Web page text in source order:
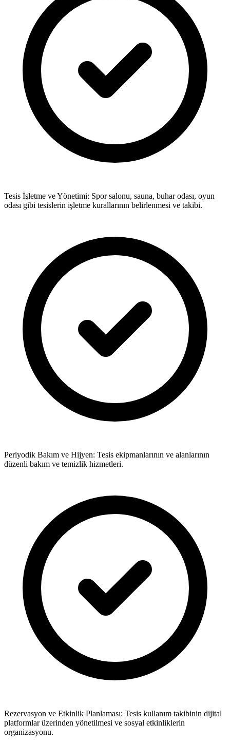
Tesis İşletme ve Yönetimi: Spor salonu, sauna, buhar odası, oyun
odası gibi tesislerin işletme kurallarının belirlenmesi ve takibi.
Periyodik Bakım ve Hijyen: Tesis ekipmanlarının ve alanlarının
düzenli bakım ve temizlik hizmetleri.
Rezervasyon ve Etkinlik Planlaması: Tesis kullanım takibinin dijital
platformlar üzerinden yönetilmesi ve sosyal etkinliklerin
organizasyonu.